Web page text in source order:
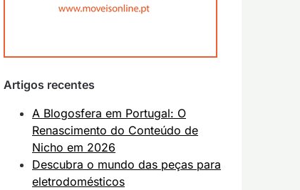
Artigos recentes
A Blogosfera em Portugal: O
Renascimento do Conteúdo de
Nicho em 2026
Descubra o mundo das peças para
eletrodomésticos